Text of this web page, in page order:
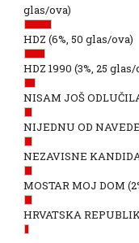
glas/ova)
HDZ (6%, 50 glas/ova)
HDZ 1990 (3%, 25 glas/
NISAM JOŠ
NIJEDNU OD
NEZAVISNE
MOSTAR MOJ DOM
HRVATSKA